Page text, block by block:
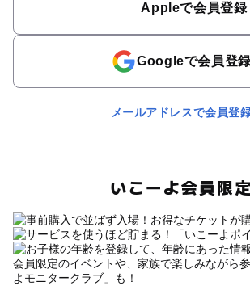
Appleで会員登録
Googleで会員登
メールアドレスで会員登
いこーよ会員限定
会員限定のイベントや、家族で楽しみながら
よモニタークラブ」も！